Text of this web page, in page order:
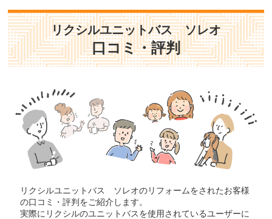
リクシルユニットバス ソレオ
口コミ・評判
リクシルユニットバス ソレオのリフォームをされたお客様
の口コミ・評判をご紹介します。
実際にリクシルのユニットバスを使用されているユーザーに